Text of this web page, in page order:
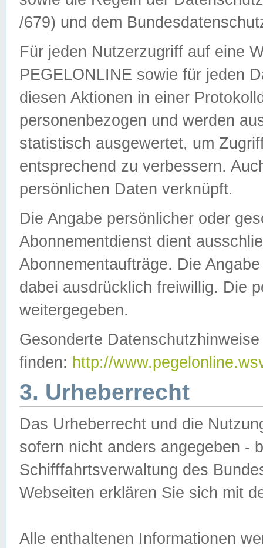
/679) und dem
Für jeden Nutzerzugriff auf eine
PEGELONLINE sowie für jeden
diesen Aktionen in einer
personenbezogen und werden
statistisch ausgewertet, um
entsprechend zu verbessern.
persönlichen Daten verknüpft.
Die Angabe persönlicher oder
Abonnementdienst dient
Abonnementaufträge. Die
dabei ausdrücklich freiwillig. Die
weitergegeben.
Gesonderte
finden: http://
3. Urheberrecht
Das Urheberrecht und die
sofern nicht anders angegeben -
Schifffahrtsverwaltung des
Webseiten erklären Sie sich mit
Alle enthaltenen Informationen